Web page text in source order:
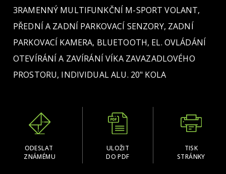
3RAMENNÝ MULTIFUNKČNÍ M-SPORT VOLANT,
PŘEDNÍ A ZADNÍ PARKOVACÍ SENZORY, ZADNÍ
PARKOVACÍ KAMERA, BLUETOOTH, EL. OVLÁDÁNÍ
OTEVÍRÁNÍ A ZAVÍRÁNÍ VÍKA ZAVAZADLOVÉHO
PROSTORU, INDIVIDUAL ALU. 20" KOLA
ODESLAT
ZNÁMÉMU
ULOŽIT
DO PDF
TISK
STRÁNKY